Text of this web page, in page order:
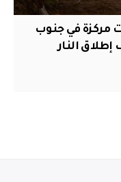
مركزة في جنوب
إطلاق النار